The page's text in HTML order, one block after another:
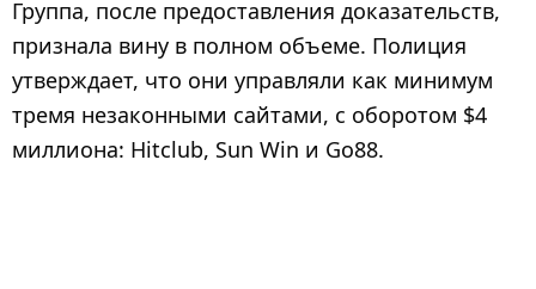
Группа, после предоставления доказательств,
признала вину в полном объеме. Полиция
утверждает, что они управляли как минимум
тремя незаконными сайтами, с оборотом $4
миллиона: Hitclub, Sun Win и Go88.